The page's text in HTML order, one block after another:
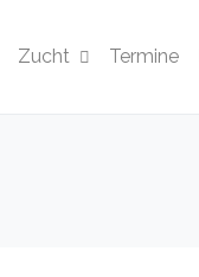
Zucht Termine